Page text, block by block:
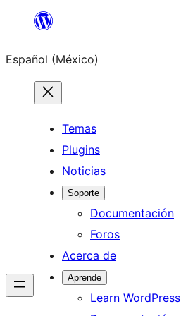
Saltar
contenido
Español (México)
Temas
Plugins
Noticias
Soporte
Documentación
Foros
Acerca de
Aprende
Learn WordPress